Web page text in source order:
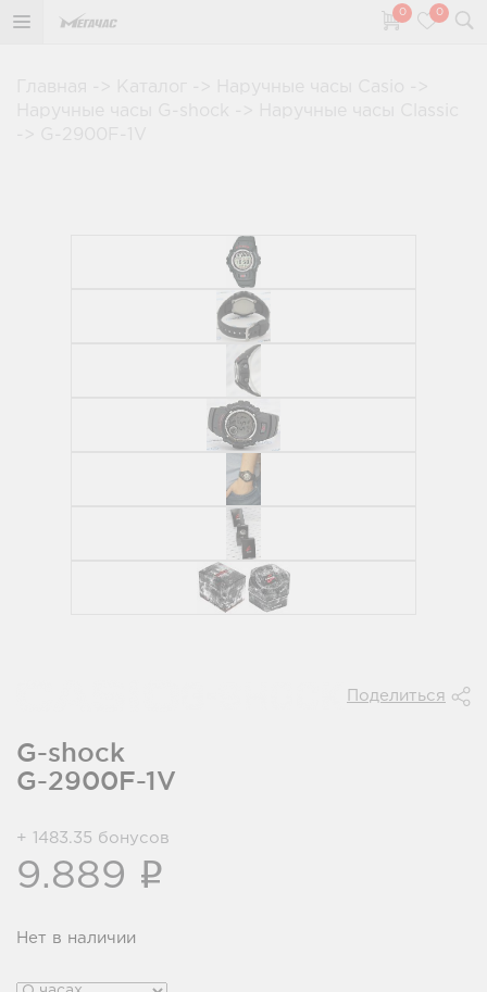
0 0
Поделиться
G-shock
G-2900F-1V
+ 1483.35 бонусов
9.889 i
Нет в наличии